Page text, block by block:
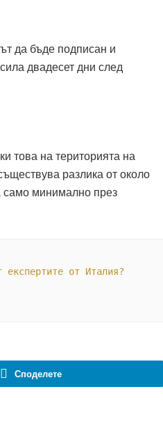
да бъде подписан и
двадесет дни след
това на територията на
разлика от около
само минимално през
експертите от Италия?
Споделете